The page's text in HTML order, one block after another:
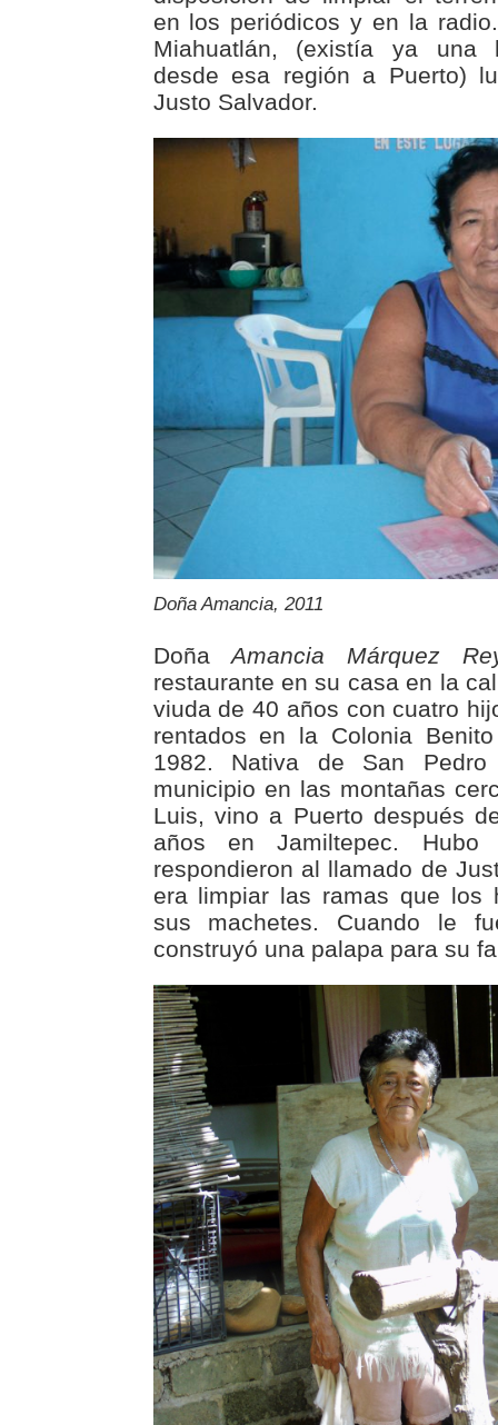
en los periódicos y en la
Miahuatlán, (existía ya una
desde esa región a Puerto)
Justo Salvador.
Doña Amancia, 2011
DoñaAmancia Márquez
restaurante en su casa en la
viuda de 40 años con cuatro
rentados en la Colonia
1982. Nativa de San Pedro
municipio en las montañas
Luis, vino a Puerto después
años en Jamiltepec. Hubo
respondieron al llamado de
era limpiar las ramas que los
sus machetes. Cuando le
construyó una palapa para su